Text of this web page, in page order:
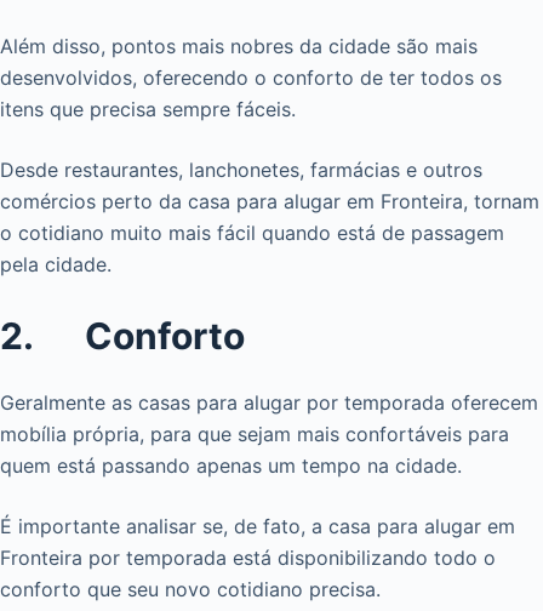
Além disso, pontos mais nobres da cidade são mais
desenvolvidos, oferecendo o conforto de ter todos os
itens que precisa sempre fáceis.
Desde restaurantes, lanchonetes, farmácias e outros
comércios perto da casa para alugar em Fronteira, tornam
o cotidiano muito mais fácil quando está de passagem
pela cidade.
2. Conforto
Geralmente as casas para alugar por temporada oferecem
mobília própria, para que sejam mais confortáveis para
quem está passando apenas um tempo na cidade.
É importante analisar se, de fato, a casa para alugar em
Fronteira por temporada está disponibilizando todo o
conforto que seu novo cotidiano precisa.